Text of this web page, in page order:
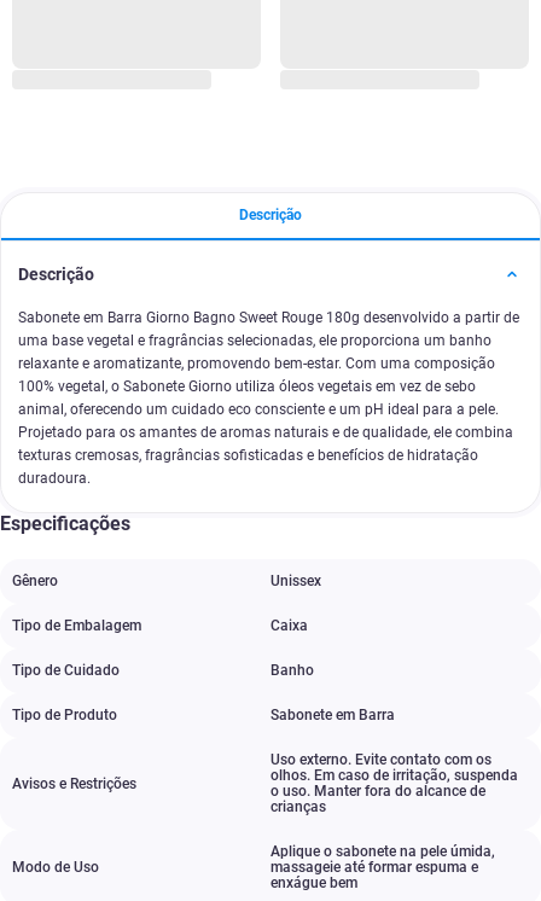
Descrição
Descrição
Sabonete em Barra Giorno Bagno Sweet Rouge 180g desenvolvido a partir de
uma base vegetal e fragrâncias selecionadas, ele proporciona um banho
relaxante e aromatizante, promovendo bem-estar. Com uma composição
100% vegetal, o Sabonete Giorno utiliza óleos vegetais em vez de sebo
animal, oferecendo um cuidado eco consciente e um pH ideal para a pele.
Projetado para os amantes de aromas naturais e de qualidade, ele combina
texturas cremosas, fragrâncias sofisticadas e benefícios de hidratação
duradoura.
Especificações
Gênero Unissex
Tipo de Embalagem Caixa
Tipo de Cuidado Banho
Tipo de Produto Sabonete em Barra
Avisos e Restrições
Uso externo. Evite contato com os
olhos. Em caso de irritação, suspenda
o uso. Manter fora do alcance de
crianças
Modo de Uso
Aplique o sabonete na pele úmida,
massageie até formar espuma e
enxágue bem